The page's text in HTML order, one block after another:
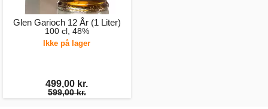
Glen Garioch 12 År (1 Liter)
100 cl, 48%
Ikke på lager
499,00 kr.
599,00 kr.